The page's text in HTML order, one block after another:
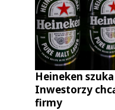
Heineken
Inwestorzy
firmy